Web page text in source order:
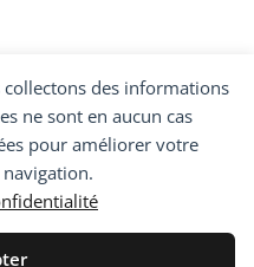
collectons des informations
ne sont en aucun cas
pour améliorer votre